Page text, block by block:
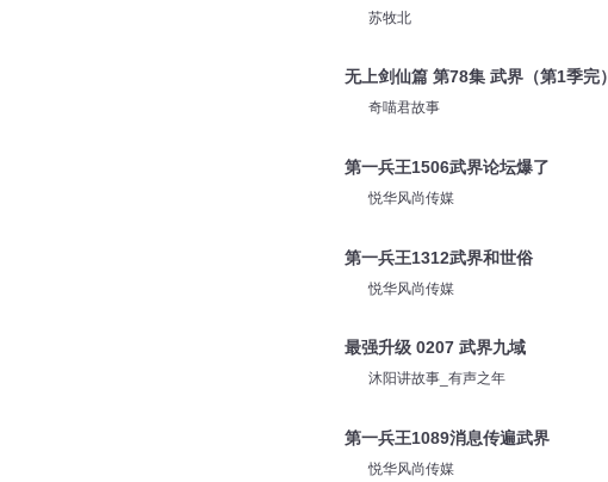
苏牧北
无上剑仙篇 第78集 武界（第1季完）
奇喵君故事
第一兵王1506武界论坛爆了
悦华风尚传媒
第一兵王1312武界和世俗
悦华风尚传媒
最强升级 0207 武界九域
沐阳讲故事_有声之年
第一兵王1089消息传遍武界
悦华风尚传媒